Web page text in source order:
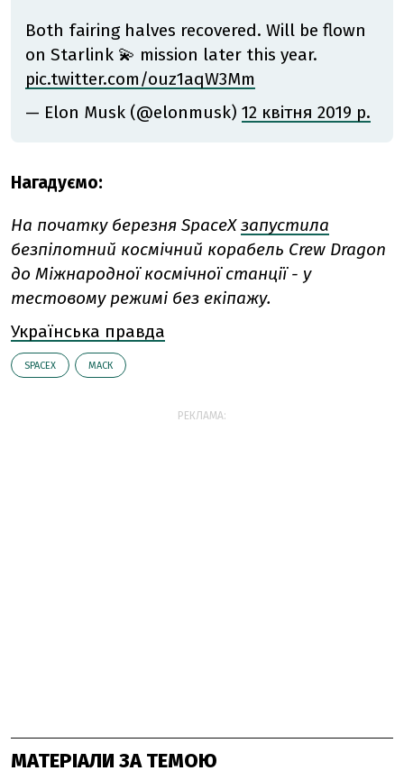
Both fairing halves recovered. Will be flown
on Starlink 💫 mission later this year.
pic.twitter.com/ouz1aqW3Mm
— Elon Musk (@elonmusk) 12 квітня 2019 р.
Нагадуємо:
На початку березня SpaceXзапустила
безпілотний космічний корабель Crew Dragon
до Міжнародної космічної станції - у
тестовому режимі без екіпажу.
Українська правда
SPACEX МАСК
РЕКЛАМА:
МАТЕРІАЛИ ЗА ТЕМОЮ